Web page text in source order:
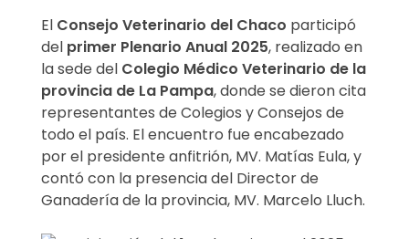
e
r
P
e
n
El Consejo Veterinario del Chaco participó
del primer Plenario Anual 2025, realizado en
la sede del Colegio Médico Veterinario de la
provincia de La Pampa, donde se dieron cita
representantes de Colegios y Consejos de
todo el país. El encuentro fue encabezado
por el presidente anfitrión, MV. Matías Eula, y
contó con la presencia del Director de
Ganadería de la provincia, MV. Marcelo Lluch.